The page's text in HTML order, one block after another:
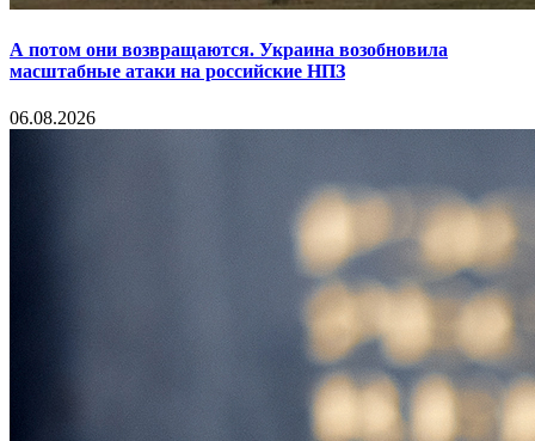
А потом они возвращаются. Украина возобновила
масштабные атаки на российские НПЗ
06.08.2026